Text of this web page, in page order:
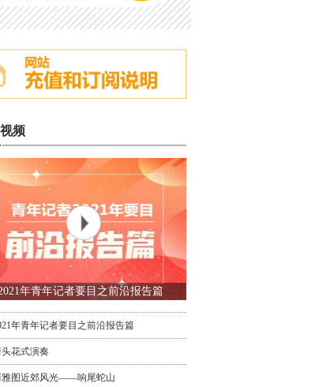
频
年青年记者要目之前沿报告篇
年青年记者要目之前沿报告篇
花式演奏
雅图近郊风光——响尾蛇山